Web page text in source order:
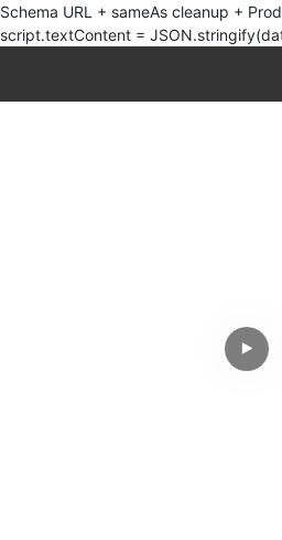
Schema URL + sameAs cleanup +
script.textContent =